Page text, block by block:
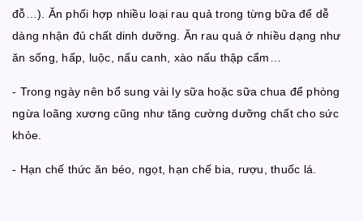
đỗ…). Ăn phối hợp nhiều loại rau quả trong từng bữa để dễ
dàng nhận đủ chất dinh dưỡng. Ăn rau quả ở nhiều dạng như
ăn sống, hấp, luộc, nấu canh, xào nấu thập cẩm…
- Trong ngày nên bổ sung vài ly sữa hoặc sữa chua để phòng
ngừa loãng xương cũng như tăng cường dưỡng chất cho sức
khỏe.
- Hạn chế thức ăn béo, ngọt, hạn chế bia, rượu, thuốc lá.